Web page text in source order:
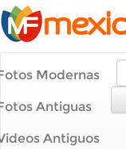
Modernas
Antiguas
Antiguos